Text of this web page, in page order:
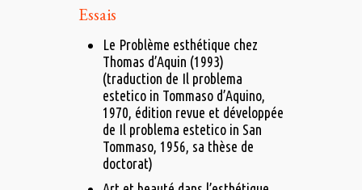
Essais
Le Problème esthétique chez
Thomas d’Aquin (1993)
(traduction de Il problema
estetico in Tommaso d’Aquino,
1970, édition revue et développée
de Il problema estetico in San
Tommaso, 1956, sa thèse de
doctorat)